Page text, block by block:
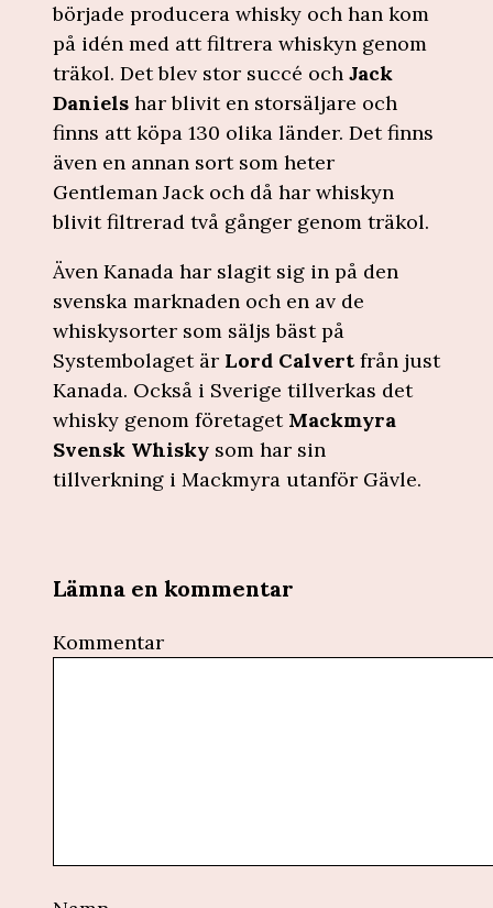
började producera whisky och han kom
på idén med att filtrera whiskyn genom
träkol. Det blev stor succé och Jack
Daniels har blivit en storsäljare och
finns att köpa 130 olika länder. Det finns
även en annan sort som heter
Gentleman Jack och då har whiskyn
blivit filtrerad två gånger genom träkol.
Även Kanada har slagit sig in på den
svenska marknaden och en av de
whiskysorter som säljs bäst på
Systembolaget är Lord Calvert från just
Kanada. Också i Sverige tillverkas det
whisky genom företaget Mackmyra
Svensk Whisky som har sin
tillverkning i Mackmyra utanför Gävle.
Lämna en kommentar
Kommentar